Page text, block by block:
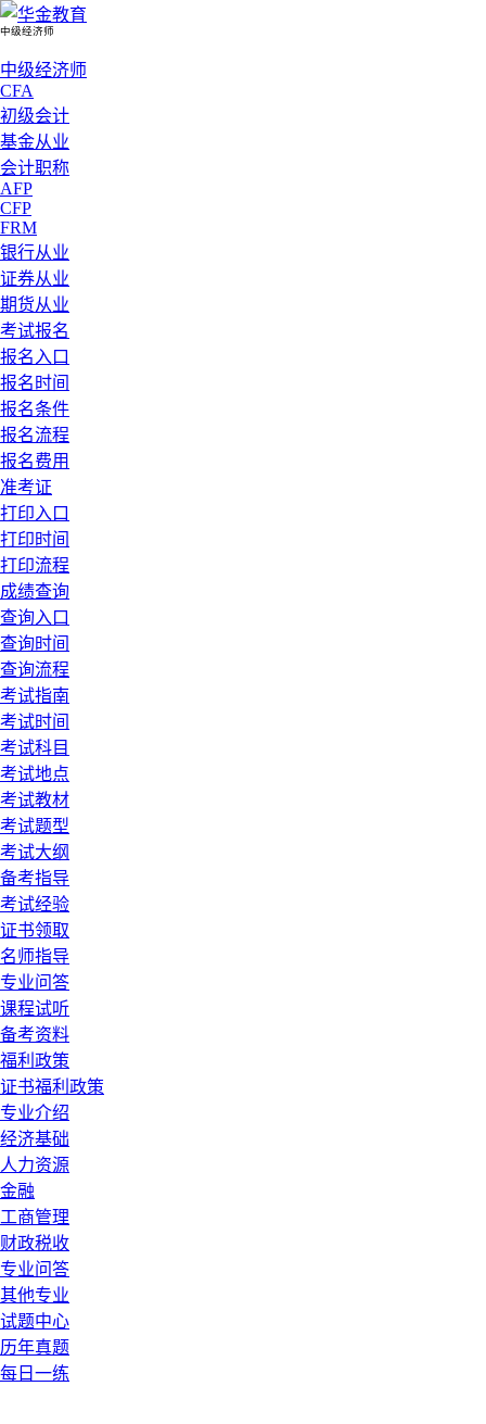
中级经济师
中级经济师
CFA
初级会计
基金从业
会计职称
AFP
CFP
FRM
银行从业
证券从业
期货从业
考试报名
报名入口
报名时间
报名条件
报名流程
报名费用
准考证
打印入口
打印时间
打印流程
成绩查询
查询入口
查询时间
查询流程
考试指南
考试时间
考试科目
考试地点
考试教材
考试题型
考试大纲
备考指导
考试经验
证书领取
名师指导
专业问答
课程试听
备考资料
福利政策
证书福利政策
专业介绍
经济基础
人力资源
金融
工商管理
财政税收
专业问答
其他专业
试题中心
历年真题
每日一练